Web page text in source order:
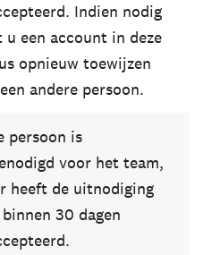
Indien nodig
u een account in deze
opnieuw toewijzen
andere persoon.
persoon is
voor het team,
heeft de uitnodiging
30 dagen